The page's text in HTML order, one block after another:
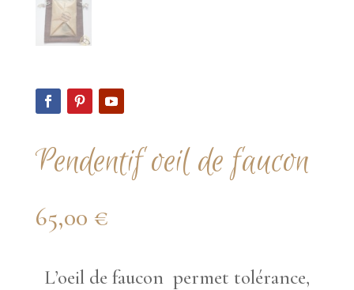
Pendentif oeil de faucon
65,00 €
L’oeil de faucon permet tolérance,